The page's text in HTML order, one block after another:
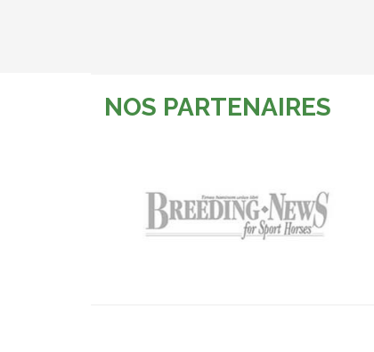
NOS PARTENAIRES